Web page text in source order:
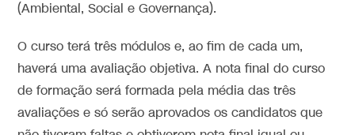
(Ambiental, Social e Governança).
O curso terá três módulos e, ao fim de cada um,
haverá uma avaliação objetiva. A nota final do curso
de formação será formada pela média das três
avaliações e só serão aprovados os candidatos que